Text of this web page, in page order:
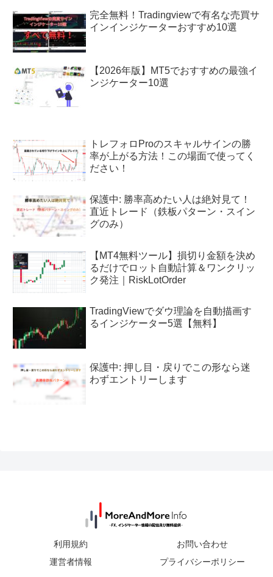
完全無料！Tradingviewで有名な売買サ
インインジケーターおすすめ10選
【2026年版】MT5でおすすめの最強イ
ンジケーター10選
トレフォロProのスキャルサインの勝
率が上がる方法！この場面で使ってく
ださい！
保護中: 勝率高めたい人は絶対見て！
直近トレード（鉄板パターン・スイン
グのみ）
【MT4無料ツール】損切り金額を決め
るだけでロット自動計算＆ワンクリッ
ク発注｜RiskLotOrder
TradingViewでダウ理論を自動描画す
るインジケーター5選【無料】
保護中: 押し目・戻りでこの形なら迷
わずエントリーします
利用規約
お問い合わせ
運営者情報
プライバシーポリシー